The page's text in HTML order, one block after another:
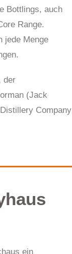
Bottlings, auch
Range.
jede Menge
der
(Jack
Company
ein